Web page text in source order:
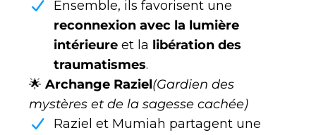
Ensemble, ils favorisent une
reconnexion avec la lumière
intérieure et la libération des
traumatismes.
🌟 Archange Raziel(Gardien des
mystères et de la sagesse cachée)
Raziel et Mumiah partagent une